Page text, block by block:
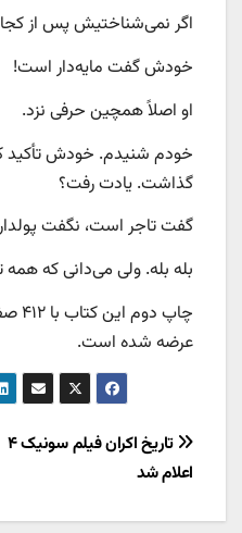
اگر نمی‌شناختیش پس از
خودش گفت مایه‌دار است!
او اصلاً همچین حرفی نزد.
خودم شنیدم. خودش تأکید
گذاشت. یادت رفت؟
گفت تاجر است، نگفت
بله بله. ولی می‌دانی که همه
عرضه شده است.
راهبری
نوشته
تاریخ اکران فیلم سونیک ۴
اعلام شد